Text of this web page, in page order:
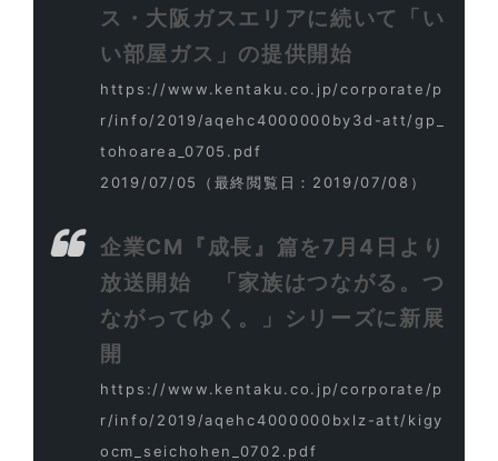
ス・大阪ガスエリアに続いて「い
い部屋ガス」の提供開始
https://www.kentaku.co.jp/corporate/p
r/info/2019/aqehc4000000by3d-att/gp_
tohoarea_0705.pdf
2019/07/05
（最終閲覧日：2019/07/08）
企業CM『成長』篇を7月4日より
放送開始 「家族はつながる。つ
ながってゆく。」シリーズに新展
開
https://www.kentaku.co.jp/corporate/p
r/info/2019/aqehc4000000bxlz-att/kigy
ocm_seichohen_0702.pdf